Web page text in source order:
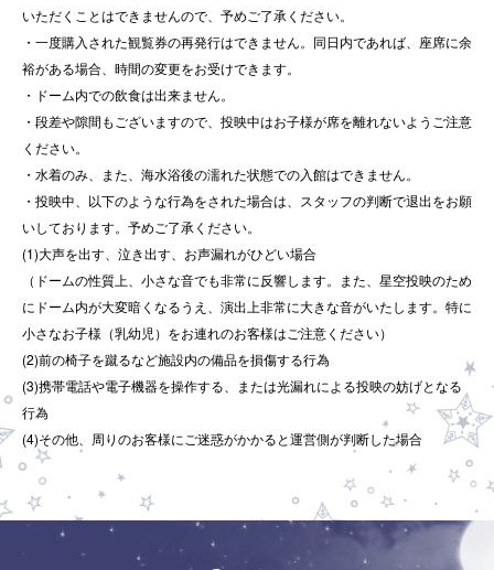
いただくことはできませんので、予めご了承ください。
・一度購入された観覧券の再発行はできません。同日内であれば、座席に余
裕がある場合、時間の変更をお受けできます。
・ドーム内での飲食は出来ません。
・段差や隙間もございますので、投映中はお子様が席を離れないようご注意
ください。
・水着のみ、また、海水浴後の濡れた状態での入館はできません。
・投映中、以下のような行為をされた場合は、スタッフの判断で退出をお願
いしております。予めご了承ください。
(1)大声を出す、泣き出す、お声漏れがひどい場合
（ドームの性質上、小さな音でも非常に反響します。また、星空投映のため
にドーム内が大変暗くなるうえ、演出上非常に大きな音がいたします。特に
小さなお子様（乳幼児）をお連れのお客様はご注意ください）
(2)前の椅子を蹴るなど施設内の備品を損傷する行為
(3)携帯電話や電子機器を操作する、または光漏れによる投映の妨げとなる
行為
(4)その他、周りのお客様にご迷惑がかかると運営側が判断した場合